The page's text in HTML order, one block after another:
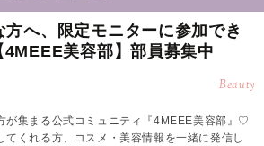
へ、限定モニターに参加でき
美容部】部員募集中
Beauty
が集まる公式コミュニティ『4MEEE美容部』♡
てくれる方、コスメ・美容情報を一緒に発信し